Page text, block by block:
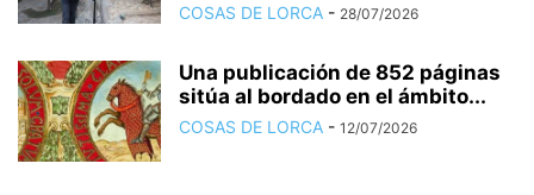
COSAS DE LORCA - 28/07/2026
Una publicación de 852 páginas
sitúa al bordado en el ámbito...
COSAS DE LORCA - 12/07/2026